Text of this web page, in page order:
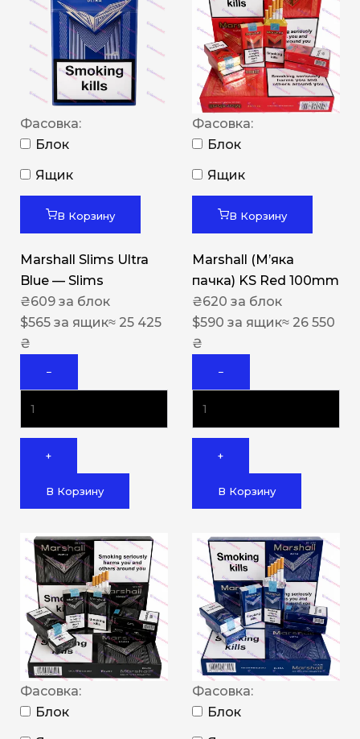
Фасовка:
Блок
Ящик
В Корзину
Marshall Slims Ultra
Blue — Slims
₴609 за блок
$565 за ящик≈ 25 425
₴
−
+
В Корзину
Фасовка:
Блок
Ящик
В Корзину
Marshall (М’яка
пачка) KS Red 100mm
₴620 за блок
$590 за ящик≈ 26 550
₴
−
+
В Корзину
Фасовка:
Блок
Фасовка:
Блок